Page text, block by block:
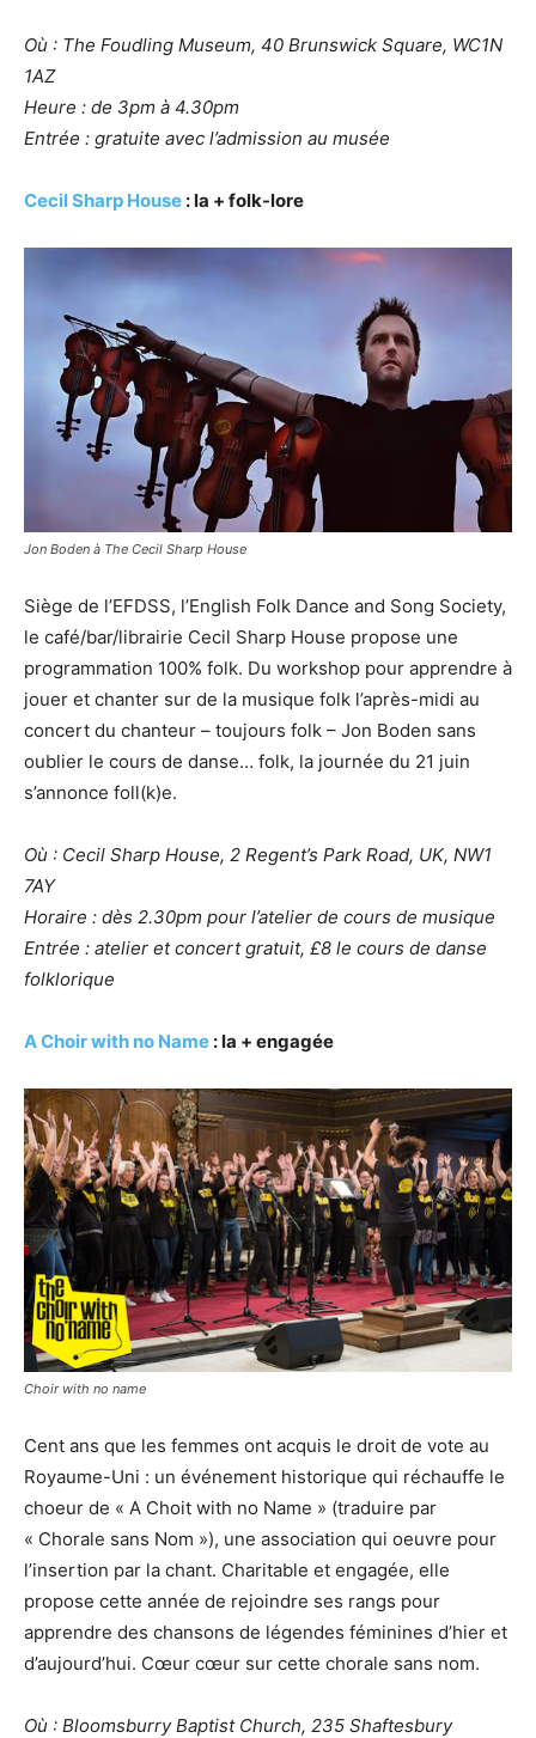
Où : The Foudling Museum, 40 Brunswick Square, WC1N
1AZ
Heure : de 3pm à 4.30pm
Entrée : gratuite avec l’admission au musée
Cecil Sharp House : la + folk-lore
Jon Boden à The Cecil Sharp House
Siège de l’EFDSS, l’English Folk Dance and Song Society,
le café/bar/librairie Cecil Sharp House propose une
programmation 100% folk. Du workshop pour apprendre à
jouer et chanter sur de la musique folk l’après-midi au
concert du chanteur – toujours folk – Jon Boden sans
oublier le cours de danse… folk, la journée du 21 juin
s’annonce foll(k)e.
Où : Cecil Sharp House, 2 Regent’s Park Road, UK, NW1
7AY
Horaire : dès 2.30pm pour l’atelier de cours de musique
Entrée : atelier et concert gratuit, £8 le cours de danse
folklorique
A Choir with no Name : la + engagée
Choir with no name
Cent ans que les femmes ont acquis le droit de vote au
Royaume-Uni : un événement historique qui réchauffe le
choeur de « A Choit with no Name » (traduire par
« Chorale sans Nom »), une association qui oeuvre pour
l’insertion par la chant. Charitable et engagée, elle
propose cette année de rejoindre ses rangs pour
apprendre des chansons de légendes féminines d’hier et
d’aujourd’hui. Cœur cœur sur cette chorale sans nom.
Où : Bloomsburry Baptist Church, 235 Shaftesbury